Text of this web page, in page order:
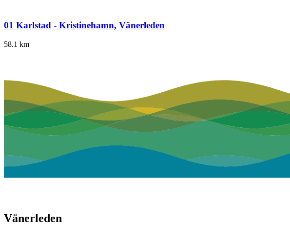
01 Karlstad - Kristinehamn, Vänerleden
58.1 km
Vänerleden